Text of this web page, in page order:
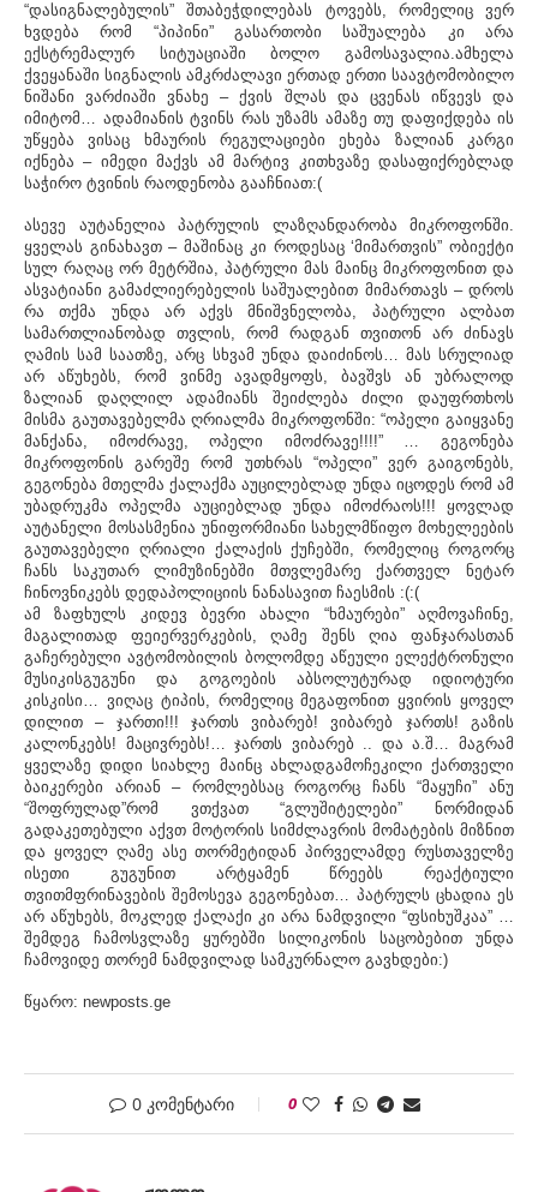
“დასიგნალებულის” შთაბეჭდილებას ტოვებს, რომელიც ვერ
ხვდება რომ “პიპინი” გასართობი საშუალება კი არა
ექსტრემალურ სიტუაციაში ბოლო გამოსავალია.ამხელა
ქვეყანაში სიგნალის ამკრძალავი ერთად ერთი საავტომობილო
ნიშანი ვარძიაში ვნახე – ქვის შლას და ცვენას იწვევს და
იმიტომ… ადამიანის ტვინს რას უზამს ამაზე თუ დაფიქდება ის
უწყება ვისაც ხმაურის რეგულაციები ეხება ზალიან კარგი
იქნება – იმედი მაქვს ამ მარტივ კითხვაზე დასაფიქრებლად
საჭირო ტვინის რაოდენობა გააჩნიათ:(
ასევე აუტანელია პატრულის ლაზღანდარობა მიკროფონში.
ყველას გინახავთ – მაშინაც კი როდესაც ‘მიმართვის” ობიექტი
სულ რაღაც ორ მეტრშია, პატრული მას მაინც მიკროფონით და
ასვატიანი გამაძლიერებელის საშუალებით მიმართავს – დროს
რა თქმა უნდა არ აქვს მნიშვნელობა, პატრული ალბათ
სამართლიანობად თვლის, რომ რადგან თვითონ არ ძინავს
ღამის სამ საათზე, არც სხვამ უნდა დაიძინოს… მას სრულიად
არ აწუხებს, რომ ვინმე ავადმყოფს, ბავშვს ან უბრალოდ
ზალიან დაღლილ ადამიანს შეიძლება ძილი დაუფრთხოს
მისმა გაუთავებელმა ღრიალმა მიკროფონში: “ოპელი გაიყვანე
მანქანა, იმოძრავე, ოპელი იმოძრავე!!!!” … გეგონება
მიკროფონის გარეშე რომ უთხრას “ოპელი” ვერ გაიგონებს,
გეგონება მთელმა ქალაქმა აუცილებლად უნდა იცოდეს რომ ამ
უბადრუკმა ოპელმა აუციებლად უნდა იმოძრაოს!!! ყოვლად
აუტანელი მოსასმენია უნიფორმიანი სახელმწიფო მოხელეების
გაუთავებელი ღრიალი ქალაქის ქუჩებში, რომელიც როგორც
ჩანს საკუთარ ლიმუზინებში მთვლემარე ქართველ ნეტარ
ჩინოვნიკებს დედაპოლიციის ნანასავით ჩაესმის :(:(
ამ ზაფხულს კიდევ ბევრი ახალი “ხმაურები” აღმოვაჩინე,
მაგალითად ფეიერვერკების, ღამე შენს ღია ფანჯარასთან
გაჩერებული ავტომობილის ბოლომდე აწეული ელექტრონული
მუსიკისგუგუნი და გოგოების აბსოლუტურად იდიოტური
კისკისი… ვიღაც ტიპის, რომელიც მეგაფონით ყვირის ყოველ
დილით – ჯართი!!! ჯართს ვიბარებ! ვიბარებ ჯართს! გაზის
კალონკებს! მაცივრებს!… ჯართს ვიბარებ .. და ა.შ… მაგრამ
ყველაზე დიდი სიახლე მაინც ახლადგამოჩეკილი ქართველი
ბაიკერები არიან – რომლებსაც როგორც ჩანს “მაყუჩი” ანუ
“შოფრულად”რომ ვთქვათ “გლუშიტელები” ნორმიდან
გადაკეთებული აქვთ მოტორის სიმძლავრის მომატების მიზნით
და ყოველ ღამე ასე თორმეტიდან პირველამდე რუსთაველზე
ისეთი გუგუნით არტყამენ წრეებს რეაქტიული
თვითმფრინავების შემოსევა გეგონებათ… პატრულს ცხადია ეს
არ აწუხებს, მოკლედ ქალაქი კი არა ნამდვილი “ფსიხუშკაა” …
შემდეგ ჩამოსვლაზე ყურებში სილიკონის საცობებით უნდა
ჩამოვიდე თორემ ნამდვილად სამკურნალო გავხდები:)
წყარო: newposts.ge
0 კომენტარი 0